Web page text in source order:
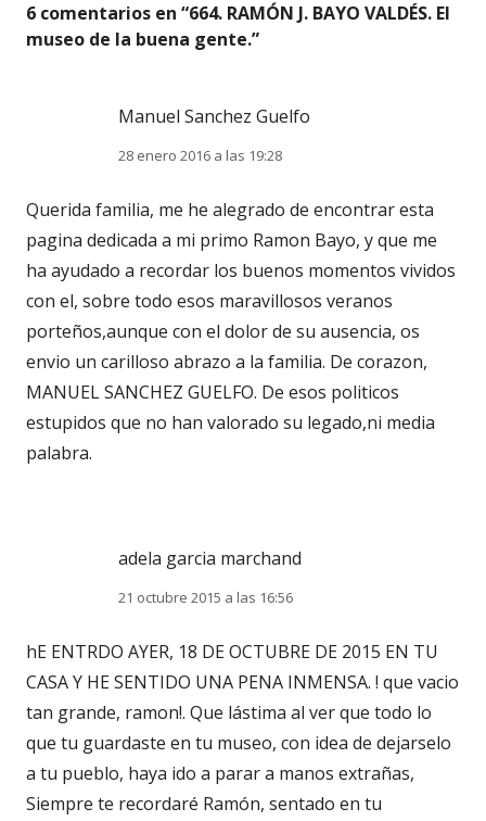
6 comentarios en “664. RAMÓN J. BAYO VALDÉS. El
museo de la buena gente.”
Manuel Sanchez Guelfo
28 enero 2016 a las 19:28
Querida familia, me he alegrado de encontrar esta
pagina dedicada a mi primo Ramon Bayo, y que me
ha ayudado a recordar los buenos momentos vividos
con el, sobre todo esos maravillosos veranos
porteños,aunque con el dolor de su ausencia, os
envio un carilloso abrazo a la familia. De corazon,
MANUEL SANCHEZ GUELFO. De esos politicos
estupidos que no han valorado su legado,ni media
palabra.
adela garcia marchand
21 octubre 2015 a las 16:56
hE ENTRDO AYER, 18 DE OCTUBRE DE 2015 EN TU
CASA Y HE SENTIDO UNA PENA INMENSA. ! que vacio
tan grande, ramon!. Que lástima al ver que todo lo
que tu guardaste en tu museo, con idea de dejarselo
a tu pueblo, haya ido a parar a manos extrañas,
Siempre te recordaré Ramón, sentado en tu